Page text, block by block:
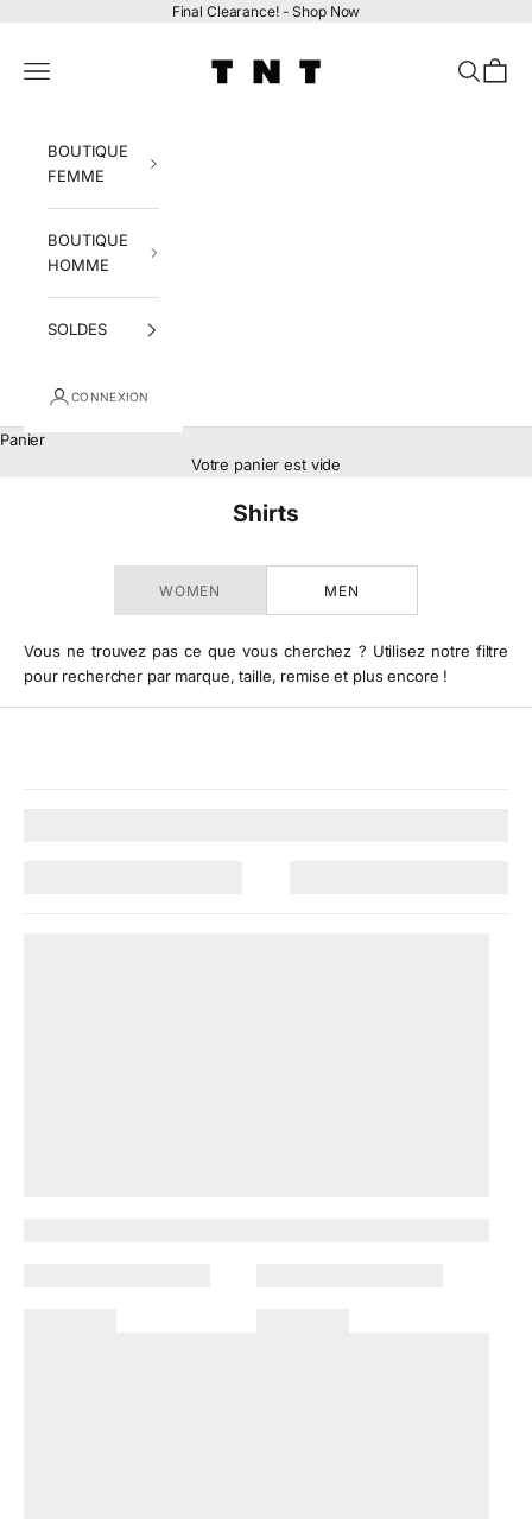
Final Clearance! -Shop Now
Menu
Recherche
Panier
BOUTIQUE
FEMME
BOUTIQUE
HOMME
SOLDES
CONNEXION
Panier
Votre panier est vide
Shirts
WOMEN MEN
Vous ne trouvez pas ce que vous cherchez ? Utilisez notre filtre
pour rechercher par marque, taille, remise et plus encore !